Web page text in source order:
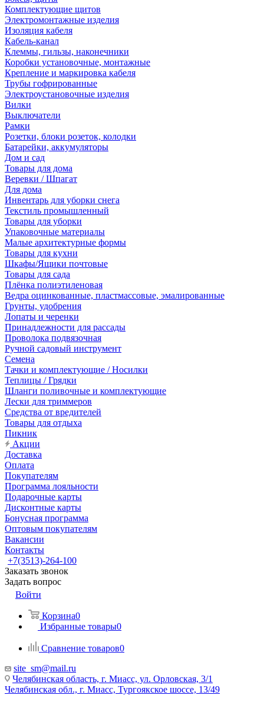
Комплектующие щитов
Электромонтажные изделия
Изоляция кабеля
Кабель-канал
Клеммы, гильзы, наконечники
Коробки установочные, монтажные
Крепление и маркировка кабеля
Трубы гофрированные
Электроустановочные изделия
Вилки
Выключатели
Рамки
Розетки, блоки розеток, колодки
Батарейки, аккумуляторы
Дом и сад
Товары для дома
Веревки / Шпагат
Для дома
Инвентарь для уборки снега
Текстиль промышленный
Товары для уборки
Упаковочные материалы
Малые архитектурные формы
Товары для кухни
Шкафы/Ящики почтовые
Товары для сада
Плёнка полиэтиленовая
Ведра оцинкованные, пластмассовые, эмалированные
Грунты, удобрения
Лопаты и черенки
Принадлежности для рассады
Проволока подвязочная
Ручной садовый инструмент
Семена
Тачки и комплектующие / Носилки
Теплицы / Грядки
Шланги поливочные и комплектующие
Лески для триммеров
Средства от вредителей
Товары для отдыха
Пикник
Акции
Доставка
Оплата
Покупателям
Программа лояльности
Подарочные карты
Дисконтные карты
Бонусная программа
Оптовым покупателям
Вакансии
Контакты
+7(3513)-264-100
Заказать звонок
Задать вопрос
Войти
Корзина0
Избранные товары0
Сравнение товаров0
site_sm@mail.ru
Челябинская область, г. Миасс, ул. Орловская, 3/1
Челябинская обл., г. Миасс, Тургоякское шоссе, 13/49